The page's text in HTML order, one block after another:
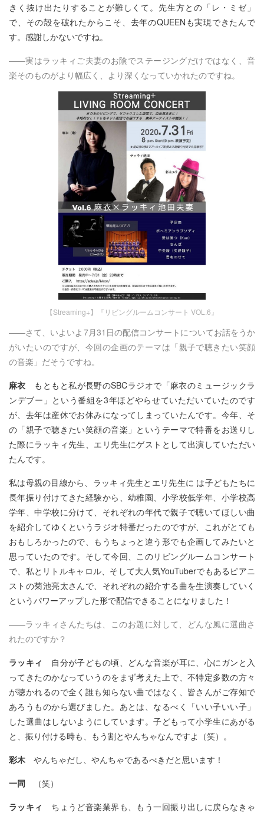
きく抜け出たりすることが難しくて。先生方との「レ・ミゼ」
で、その殻を破れたからこそ、去年のQUEENも実現できたんで
す。感謝しかないですね。
――実はラッキィご夫妻のお陰でステージングだけではなく、音
楽そのものがより幅広く、より深くなっていかれたのですね。
【Streaming+】『リビングルームコンサート VOL.6』
――さて、いよいよ7月31日の配信コンサートについてお話をうか
がいたいのですが、今回の企画のテーマは「親子で聴きたい笑顔
の音楽」だそうですね。
麻衣 もともと私が長野のSBCラジオで「麻衣のミュージックラ
ンデブー」という番組を3年ほどやらせていただいていたのです
が、去年は産休でお休みになってしまっていたんです。今年、そ
の「親子で聴きたい笑顔の音楽」というテーマで特番をお送りし
た際にラッキィ先生、エリ先生にゲストとして出演していただい
たんです。
私は母親の目線から、ラッキィ先生とエリ先生に は子どもたちに
長年振り付けてきた経験から、幼稚園、小学校低学年、小学校高
学年、中学校に分けて、それぞれの年代で親子で聴いてほしい曲
を紹介してゆくというラジオ特番だったのですが、これがとても
おもしろかったので、もうちょっと違う形でも企画してみたいと
思っていたのです。そして今回、このリビングルームコンサート
で、私とリトルキャロル、そして大人気YouTuberでもあるピアニ
ストの菊池亮太さんで、それぞれの紹介する曲を生演奏していく
というパワーアップした形で配信できることになりました！
――ラッキィさんたちは、このお題に対して、どんな風に選曲さ
れたのですか？
ラッキィ 自分が子どもの頃、どんな音楽が耳に、心にガンと入
ってきたのかなっていうのをまず考えた上で、不特定多数の方々
が聴かれるので全く誰も知らない曲ではなく、皆さんがご存知で
あろうものから選びました。あとは、なるべく「いい子いい子」
した選曲はしないようにしています。子どもって小学生にあがる
と、振り付ける時も、もう割とやんちゃなんですよ（笑）。
彩木 やんちゃだし、やんちゃであるべきだと思います！
一同
（笑）
ラッキィ ちょうど音楽業界も、もう一回振り出しに戻らなきゃ